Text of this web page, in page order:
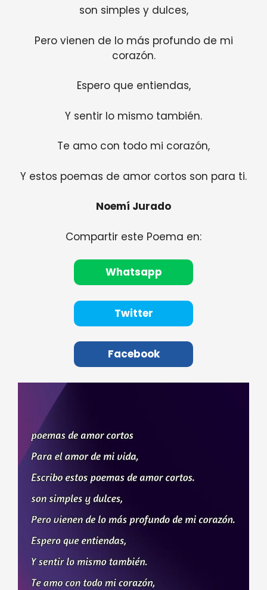
son simples y dulces,
Pero vienen de lo más profundo de mi
corazón.
Espero que entiendas,
Y sentir lo mismo también.
Te amo con todo mi corazón,
Y estos poemas de amor cortos son para ti.
Noemí Jurado
Compartir este Poema en:
Whatsapp
Twitter
Facebook